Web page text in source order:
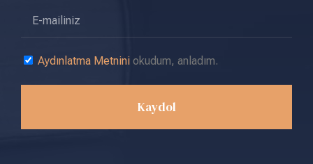
Aydınlatma Metnini okudum, anladım.
Kaydol